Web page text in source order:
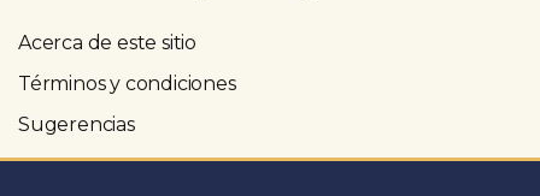
Acerca de este sitio
Términos y condiciones
Sugerencias